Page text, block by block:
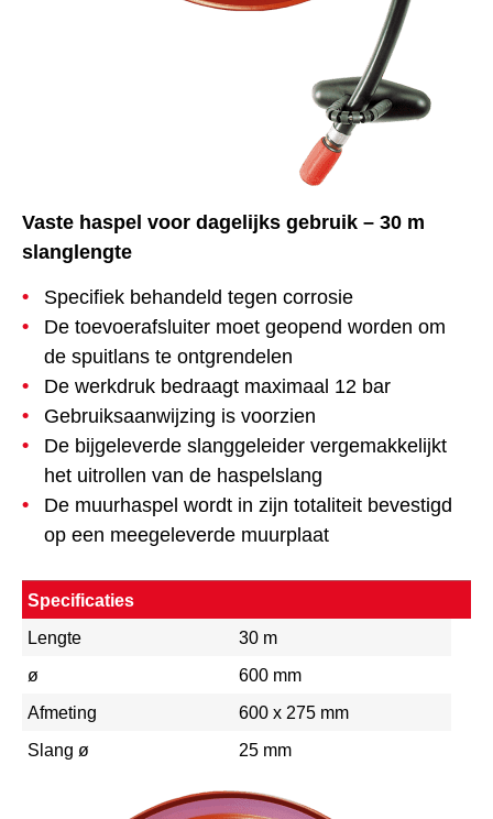
Vaste haspel voor dagelijks gebruik – 30 m
slanglengte
Specifiek behandeld tegen corrosie
De toevoerafsluiter moet geopend worden om
de spuitlans te ontgrendelen
De werkdruk bedraagt maximaal 12 bar
Gebruiksaanwijzing is voorzien
De bijgeleverde slanggeleider vergemakkelijkt
het uitrollen van de haspelslang
De muurhaspel wordt in zijn totaliteit bevestigd
op een meegeleverde muurplaat
Specificaties
Lengte
30 m
ø
600 mm
Afmeting
600 x 275 mm
Slang ø
25 mm